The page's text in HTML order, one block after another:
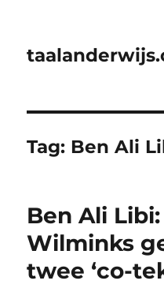
Tag: Ben Ali
Ben Ali
Wilminks
twee ‘co-